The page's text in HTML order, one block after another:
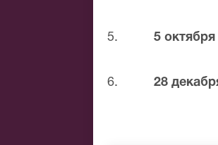
Губернский театр.
5. 5 октября
6. 28